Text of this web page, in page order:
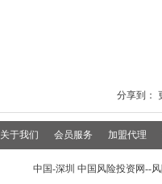
分享到：
关于我们 会员服务 加盟代理
中国-深圳 中国风险投资网--